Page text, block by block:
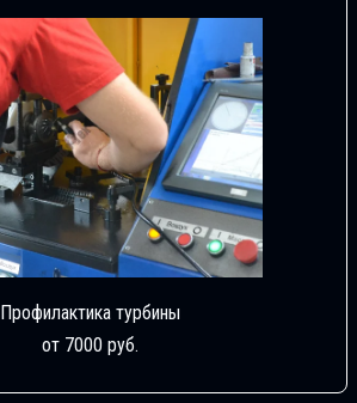
Профилактика турбины
от 7000 руб.